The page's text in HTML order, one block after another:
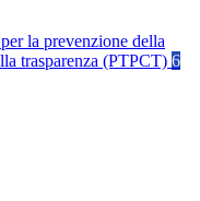
la prevenzione della
trasparenza (PTPCT) 6